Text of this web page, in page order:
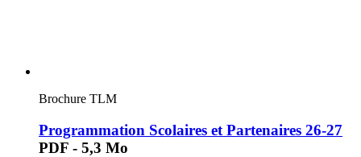
Brochure TLM
Programmation Scolaires et Partenaires 26-27
PDF - 5,3 Mo